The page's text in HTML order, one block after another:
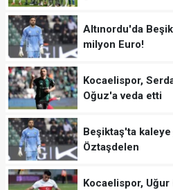
Altınordu'da
milyon Euro!
Kocaelispor,
Oğuz'a veda etti
Beşiktaş'ta
Öztaşdelen
Kocaelispor, Uğur